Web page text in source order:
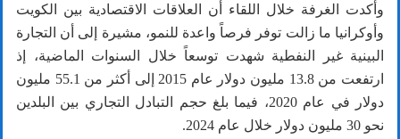
وأكدت الغرفة خلال اللقاء أن العلاقات الاقتصادية بين الكويت
وأوكرانيا ما زالت توفر فرصاً واعدة للنمو، مشيرة إلى أن التجارة
البينية غير النفطية شهدت توسعاً خلال السنوات الماضية، إذ
ارتفعت من 13.8 مليون دولار عام 2015 إلى أكثر من 55.1 مليون
دولار في عام 2020، فيما بلغ حجم التبادل التجاري بين البلدين
نحو 30 مليون دولار خلال عام 2024.